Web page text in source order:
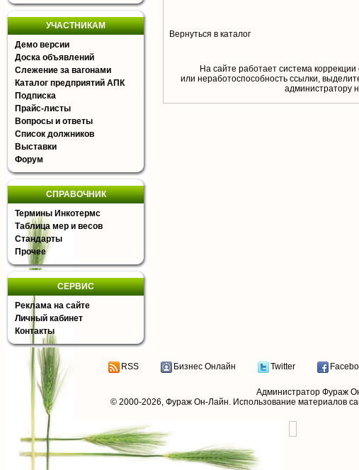
УЧАСТНИКАМ
Демо версии
Доска объявлений
Слежение за вагонами
Каталог предприятий АПК
Подписка
Прайс-листы
Вопросы и ответы
Список должников
Выставки
Форум
СПРАВОЧНИК
Термины Инкотермс
Таблица мер и весов
Стандарты
Прочее
СЕРВИС
Реклама на сайте
Личный кабинет
Контакты
Вернуться в каталог
На сайте работает система
или неработоспособность ссылки,
aдминистратору
RSS Бизнес Онлайн Twitter
Администратор Фураж
© 2000-2026, Фураж Он-Лайн. Использование материалов